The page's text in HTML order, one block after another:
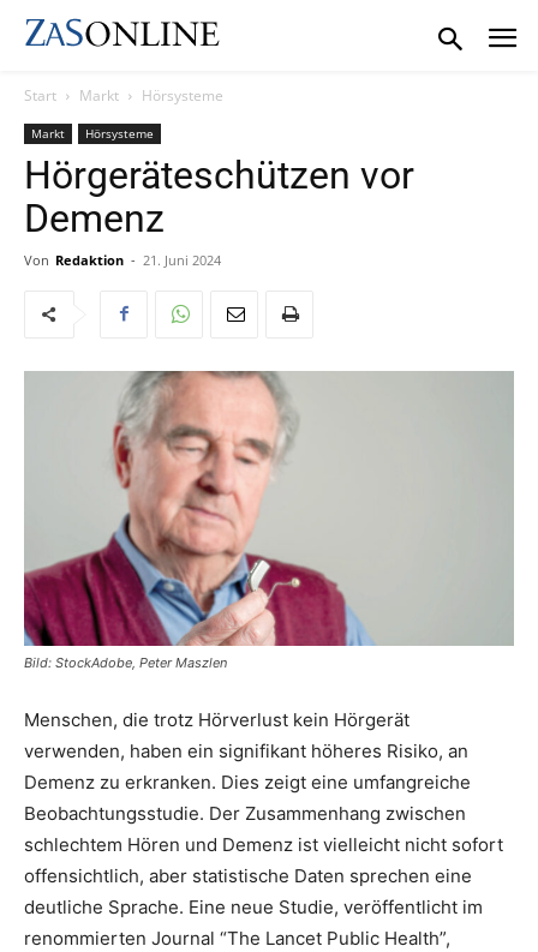
Start Markt Hörsysteme
Markt Hörsysteme
Hörgeräteschützen vor
Demenz
Von Redaktion - 21. Juni 2024
Bild: StockAdobe, Peter Maszlen
Menschen, die trotz Hörverlust kein Hörgerät
verwenden, haben ein signifikant höheres Risiko, an
Demenz zu erkranken. Dies zeigt eine umfangreiche
Beobachtungsstudie. Der Zusammenhang zwischen
schlechtem Hören und Demenz ist vielleicht nicht sofort
offensichtlich, aber statistische Daten sprechen eine
deutliche Sprache. Eine neue Studie, veröffentlicht im
renommierten Journal “The Lancet Public Health”,